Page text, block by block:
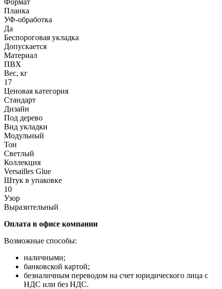
Планка
УФ-обработка
Да
Беспороговая укладка
Допускается
Материал
ПВХ
Вес, кг
17
Ценовая категория
Стандарт
Дизайн
Под дерево
Вид укладки
Модульный
Тон
Светлый
Коллекция
Versailles Glue
Штук в упаковке
10
Узор
Выразительный
Оплата в офисе компании
Возможные способы:
наличными;
банковской картой;
безналичным переводом на счет юридического лица с
НДС или без НДС.